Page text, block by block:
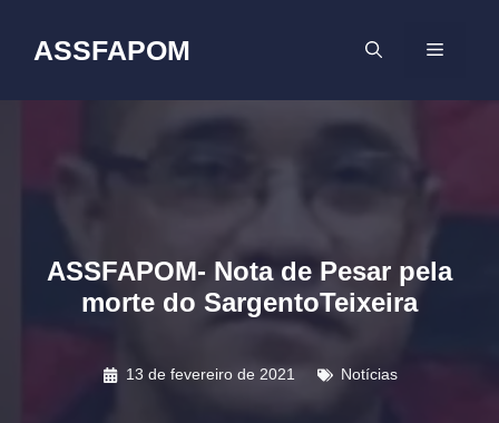
conteúdo
ASSFAPOM MENU
ASSFAPOM- Nota de Pesar pela
morte do SargentoTeixeira
13 de fevereiro de 2021 Notícias